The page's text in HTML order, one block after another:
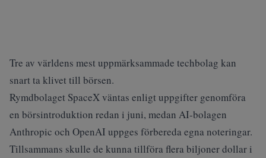
Tre av världens mest uppmärksammade techbolag kan
snart ta klivet till börsen.
Rymdbolaget SpaceX väntas enligt uppgifter genomföra
en börsintroduktion redan i juni, medan AI-bolagen
Anthropic och OpenAI uppges förbereda egna noteringar.
Tillsammans skulle de kunna tillföra flera biljoner dollar i